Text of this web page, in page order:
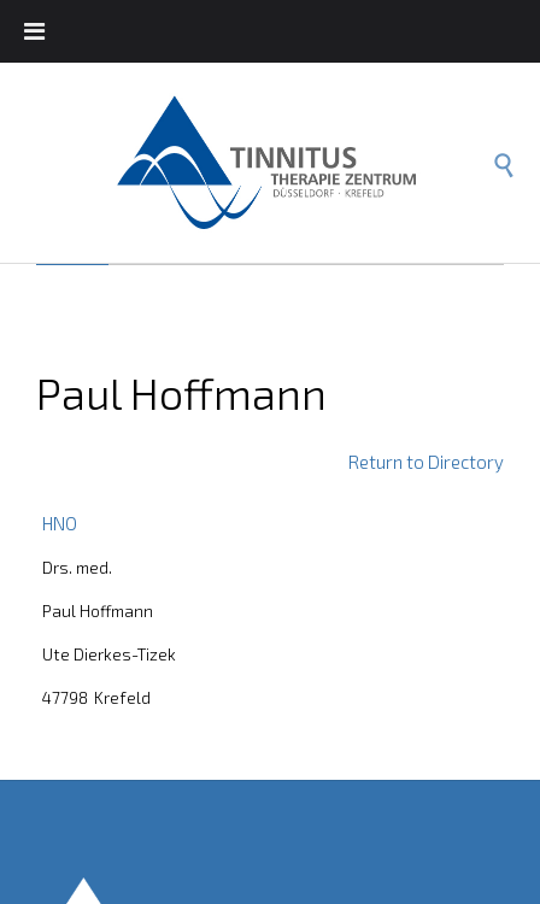

Paul Hoffmann
Return to Directory
HNO
Drs. med.
Paul Hoffmann
Ute Dierkes-Tizek
47798 Krefeld